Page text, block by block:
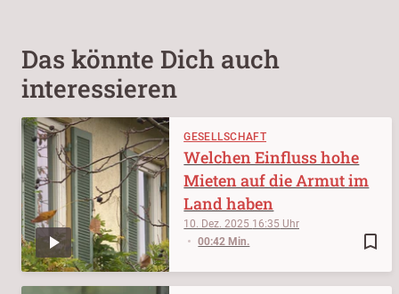
Das könnte Dich auch
interessieren
GESELLSCHAFT
bookmark_border
10. Dez. 2025 16:35
00:42 Min.
Welchen Einfluss hohe
Mieten auf die Armut im
Land haben